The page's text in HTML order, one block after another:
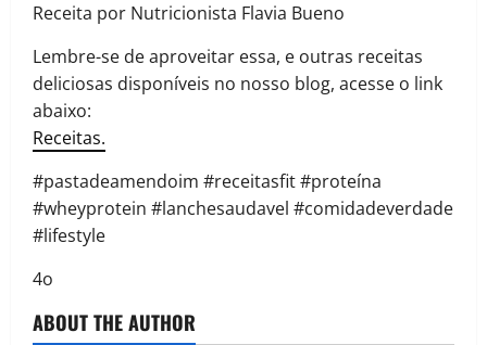
Receita por Nutricionista Flavia Bueno
Lembre-se de aproveitar essa, e outras receitas
deliciosas disponíveis no nosso blog, acesse o link
abaixo:
Receitas.
#pastadeamendoim #receitasfit #proteína
#wheyprotein #lanchesaudavel #comidadeverdade
#lifestyle
4o
ABOUT THE AUTHOR